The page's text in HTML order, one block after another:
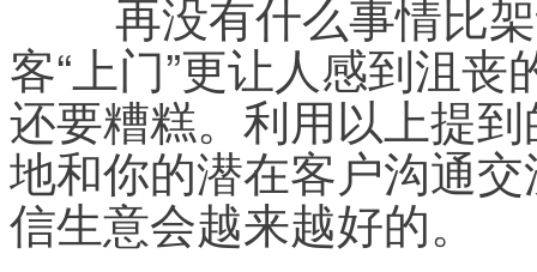
客“上门”更让人感到沮
还要糟糕。利用以上提
地和你的潜在客户沟通
信生意会越来越好的。